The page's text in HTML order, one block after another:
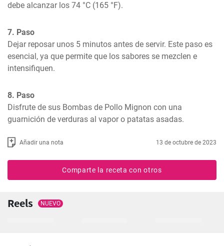
debe alcanzar los 74 °C (165 °F).
7. Paso
Dejar reposar unos 5 minutos antes de servir. Este paso es
esencial, ya que permite que los sabores se mezclen e
intensifiquen.
8. Paso
Disfrute de sus Bombas de Pollo Mignon con una
guarnición de verduras al vapor o patatas asadas.
Añadir una nota 13 de octubre de 2023
Comparte la receta con otros
Reels NUEVO